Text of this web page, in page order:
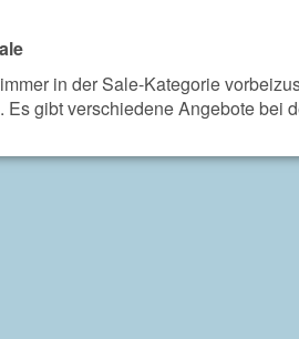
in der Sale-Kategorie
Es gibt verschiedene Angebote bei